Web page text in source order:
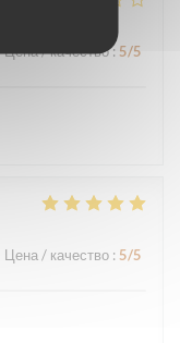
Цена / качество:5/5
Цена / качество : 5/5